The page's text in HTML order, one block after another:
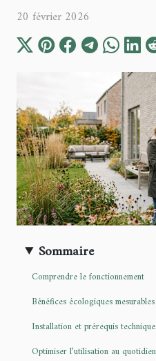
20 février 2026
Sommaire
Comprendre le fonctionnement
Bénéfices écologiques mesurables
Installation et prérequis
Optimiser l’utilisation au quotidien